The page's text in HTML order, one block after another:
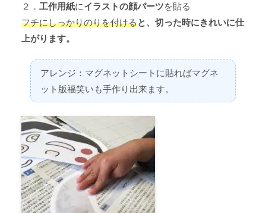
２． 工作用紙にイラストの顔パーツを貼る
フチにしっかりのりを付けると、切った時にきれいに仕
上がります。
アレンジ：マグネットシートに貼ればマグネ
ット版福笑いも手作り出来ます。